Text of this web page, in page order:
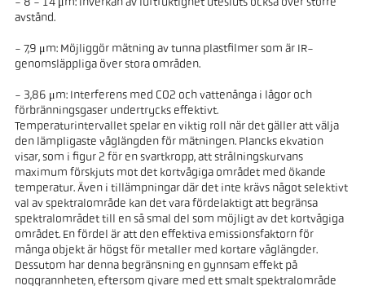
- 8 - 14 μm: Inverkan av luftfuktighet utesluts också över större
avstånd.
- 7,9 μm: Möjliggör mätning av tunna plastfilmer som är IR-
genomsläppliga över stora områden.
- 3,86 μm: Interferens med CO2 och vattenånga i lågor och
förbränningsgaser undertrycks effektivt.
Temperaturintervallet spelar en viktig roll när det gäller att välja
den lämpligaste våglängden för mätningen. Plancks ekvation
visar, som i figur 2 för en svartkropp, att strålningskurvans
maximum förskjuts mot det kortvågiga området med ökande
temperatur. Även i tillämpningar där det inte krävs något selektivt
val av spektralområde kan det vara fördelaktigt att begränsa
spektralområdet till en så smal del som möjligt av det kortvågiga
området. En fördel är att den effektiva emissionsfaktorn för
många objekt är högst för metaller med kortare våglängder.
Dessutom har denna begränsning en gynnsam effekt på
noggrannheten, eftersom givare med ett smalt spektralområde